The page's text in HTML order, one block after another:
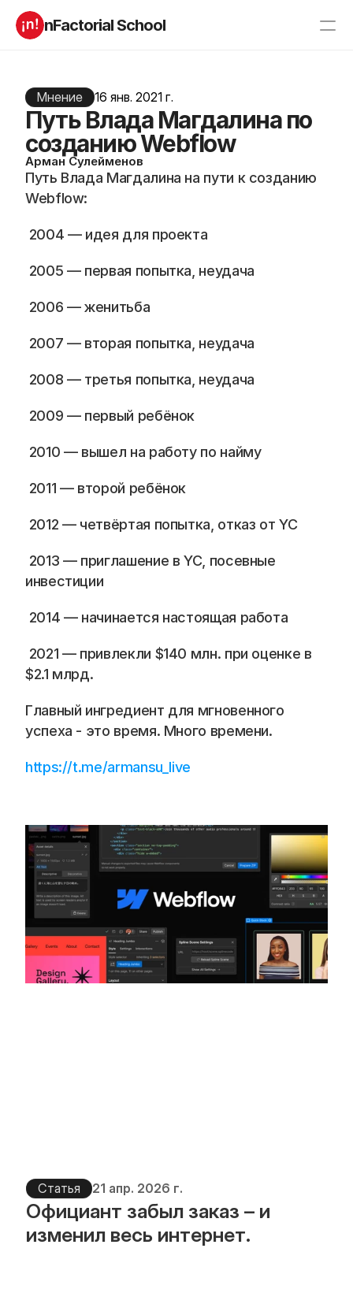
nFactorial School
О нас
Блог
Incubator 2026
Компаниям
Старт в ИТ
Андроид разработчик
iOS с 0
Frontend на React
Product manager
Аналитик данных
Docs
About
Join
Events
Experts
Мнение 16 янв. 2021 г.
Путь Влада Магдалина по
созданию Webflow
Арман Сулейменов
Путь Влада Магдалина на пути к созданию
Webflow:
2004 — идея для проекта
2005 — первая попытка, неудача
2006 — женитьба
2007 — вторая попытка, неудача
2008 — третья попытка, неудача
2009 — первый ребёнок
2010 — вышел на работу по найму
2011 — второй ребёнок
2012 — четвёртая попытка, отказ от YC
инвестиции
2014 — начинается настоящая работа
$2.1 млрд.
Главный ингредиент для мгновенного
успеха - это время. Много времени.
https://t.me/armansu_live
Статья 21 апр. 2026 г.
Официант забыл заказ – и
изменил весь интернет.